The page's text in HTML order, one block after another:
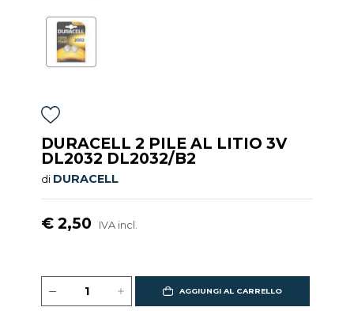
DURACELL 2 PILE AL LITIO 3V
DL2032 DL2032/B2
di DURACELL
€ 2,50 IVA incl.
AGGIUNGI AL CARRELLO